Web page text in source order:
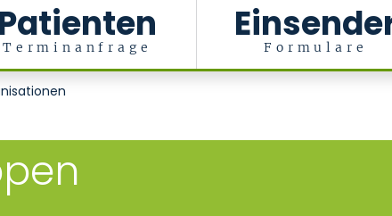
Patienten
Terminanfrage Formulare